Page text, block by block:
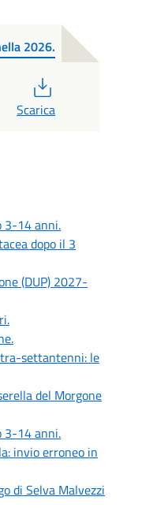
2026.
Scarica
3-14 anni.
dopo il 3
(DUP) 2027-
settantenni: le
del Morgone
3-14 anni.
invio erroneo in
di Selva Malvezzi